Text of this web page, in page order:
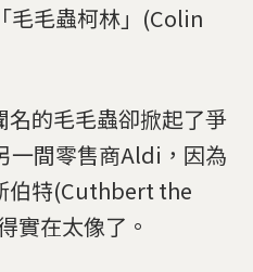
毛毛蟲柯林」(Colin
的毛毛蟲卻掀起了爭
一間零售商Aldi，因為
伯特(Cuthbert the
實在太像了。